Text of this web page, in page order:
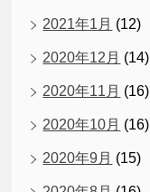
2021年1月 (12)
2020年12月 (14)
2020年11月 (16)
2020年10月 (16)
2020年9月 (15)